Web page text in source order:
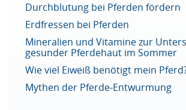
Durchblutung bei Pferden fördern
Erdfressen bei Pferden
Mineralien und Vitamine zur
gesunder Pferdehaut im Sommer
Wie viel Eiweiß benötigt mein
Mythen der Pferde-Entwurmung